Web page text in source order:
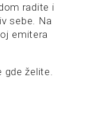
radite i
sebe. Na
emitera
želite.